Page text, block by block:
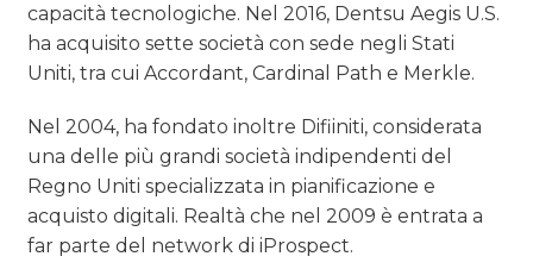
capacità tecnologiche. Nel 2016, Dentsu Aegis U.S.
ha acquisito sette società con sede negli Stati
Uniti, tra cui Accordant, Cardinal Path e Merkle.
Nel 2004, ha fondato inoltre Difiiniti, considerata
una delle più grandi società indipendenti del
Regno Uniti specializzata in pianificazione e
acquisto digitali. Realtà che nel 2009 è entrata a
far parte del network di iProspect.